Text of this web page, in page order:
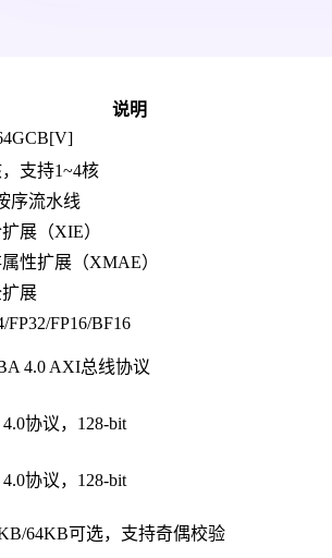
说明
支持1~4核
序流水线
展（XIE）
性扩展（XMAE）
展
FP32/FP16/BF16
4.0 AXI总线协议
协议，128-bit
协议，128-bit
64KB可选，支持奇偶校验